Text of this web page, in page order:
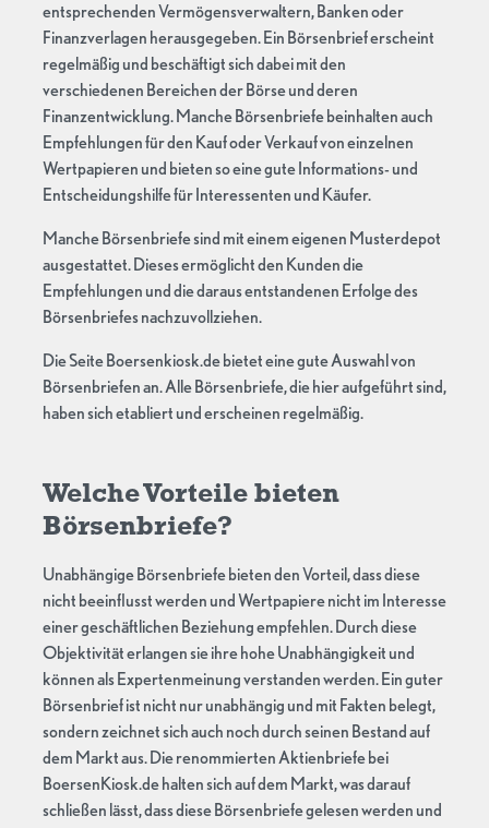
entsprechenden Vermögensverwaltern, Banken oder
Finanzverlagen herausgegeben. Ein Börsenbrief erscheint
regelmäßig und beschäftigt sich dabei mit den
verschiedenen Bereichen der Börse und deren
Finanzentwicklung. Manche Börsenbriefe beinhalten auch
Empfehlungen für den Kauf oder Verkauf von einzelnen
Wertpapieren und bieten so eine gute Informations- und
Entscheidungshilfe für Interessenten und Käufer.
Manche Börsenbriefe sind mit einem eigenen Musterdepot
ausgestattet. Dieses ermöglicht den Kunden die
Empfehlungen und die daraus entstandenen Erfolge des
Börsenbriefes nachzuvollziehen.
Die Seite Boersenkiosk.de bietet eine gute Auswahl von
Börsenbriefen an. Alle Börsenbriefe, die hier aufgeführt sind,
haben sich etabliert und erscheinen regelmäßig.
Welche Vorteile bieten
Börsenbriefe?
Unabhängige Börsenbriefe bieten den Vorteil, dass diese
nicht beeinflusst werden und Wertpapiere nicht im Interesse
einer geschäftlichen Beziehung empfehlen. Durch diese
Objektivität erlangen sie ihre hohe Unabhängigkeit und
können als Expertenmeinung verstanden werden. Ein guter
Börsenbrief ist nicht nur unabhängig und mit Fakten belegt,
sondern zeichnet sich auch noch durch seinen Bestand auf
dem Markt aus. Die renommierten Aktienbriefe bei
BoersenKiosk.de halten sich auf dem Markt, was darauf
schließen lässt, dass diese Börsenbriefe gelesen werden und